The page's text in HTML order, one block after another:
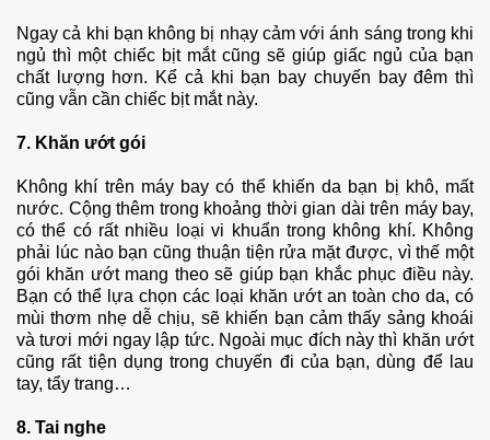
Ngay cả khi bạn không bị nhạy cảm với ánh sáng trong khi
ngủ thì một chiếc bịt mắt cũng sẽ giúp giấc ngủ của bạn
chất lượng hơn. Kể cả khi bạn bay chuyến bay đêm thì
cũng vẫn cần chiếc bịt mắt này.
7. Khăn ướt gói
Không khí trên máy bay có thể khiến da bạn bị khô, mất
nước. Cộng thêm trong khoảng thời gian dài trên máy bay,
có thể có rất nhiều loại vi khuẩn trong không khí. Không
phải lúc nào bạn cũng thuận tiện rửa mặt được, vì thế một
gói khăn ướt mang theo sẽ giúp bạn khắc phục điều này.
Bạn có thể lựa chọn các loại khăn ướt an toàn cho da, có
mùi thơm nhẹ dễ chịu, sẽ khiến bạn cảm thấy sảng khoái
và tươi mới ngay lập tức. Ngoài mục đích này thì khăn ướt
cũng rất tiện dụng trong chuyến đi của bạn, dùng để lau
tay, tẩy trang…
8. Tai nghe